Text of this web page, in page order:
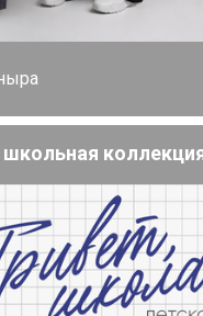
или
Это займет меньше